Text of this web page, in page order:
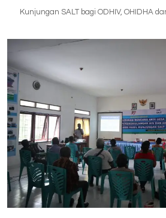
Kunjungan SALT bagi ODHIV, OHIDHA